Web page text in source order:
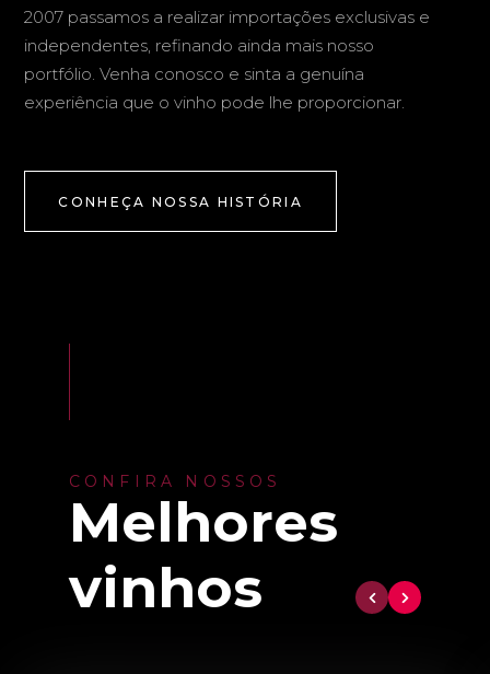
2007 passamos a realizar importações exclusivas e
independentes, refinando ainda mais nosso
portfólio. Venha conosco e sinta a genuína
experiência que o vinho pode lhe proporcionar.
CONHEÇA NOSSA HISTÓRIA
CONFIRA NOSSOS
Melhores
vinhos